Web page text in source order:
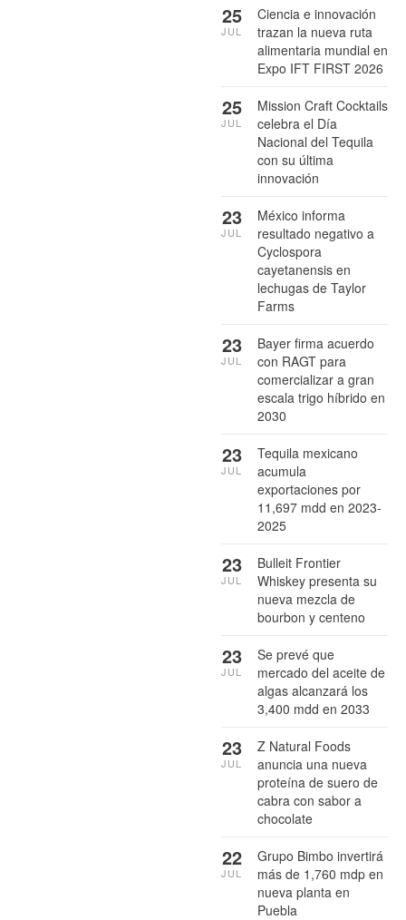
Ciencia e innovación
trazan la nueva ruta
alimentaria mundial en
Expo IFT FIRST 2026
25
JUL
Mission Craft Cocktails
celebra el Día
Nacional del Tequila
con su última
innovación
25
JUL
México informa
resultado negativo a
Cyclospora
cayetanensis en
lechugas de Taylor
Farms
23
JUL
Bayer firma acuerdo
con RAGT para
comercializar a gran
escala trigo híbrido en
2030
23
JUL
Tequila mexicano
acumula
exportaciones por
11,697 mdd en 2023-
2025
23
JUL
Bulleit Frontier
Whiskey presenta su
nueva mezcla de
bourbon y centeno
23
JUL
Se prevé que
mercado del aceite de
algas alcanzará los
3,400 mdd en 2033
23
JUL
Z Natural Foods
anuncia una nueva
proteína de suero de
cabra con sabor a
chocolate
23
JUL
Grupo Bimbo invertirá
más de 1,760 mdp en
nueva planta en
Puebla
22
JUL